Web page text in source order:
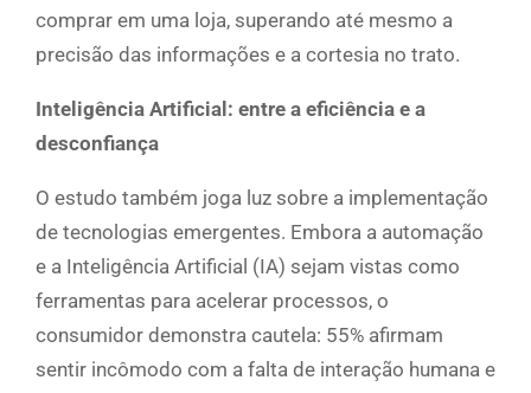
comprar em uma loja, superando até mesmo a
precisão das informações e a cortesia no trato.
Inteligência Artificial: entre a eficiência e a
desconfiança
O estudo também joga luz sobre a implementação
de tecnologias emergentes. Embora a automação
e a Inteligência Artificial (IA) sejam vistas como
ferramentas para acelerar processos, o
consumidor demonstra cautela: 55% afirmam
sentir incômodo com a falta de interação humana e